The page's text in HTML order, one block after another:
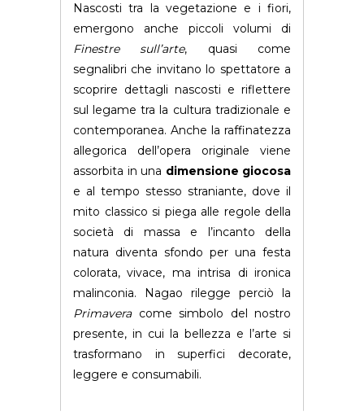
Nascosti tra la vegetazione e i fiori,
emergono anche piccoli volumi di
Finestre sull’arte, quasi come
segnalibri che invitano lo spettatore a
scoprire dettagli nascosti e riflettere
sul legame tra la cultura tradizionale e
contemporanea. Anche la raffinatezza
allegorica dell’opera originale viene
assorbita in una dimensione giocosa
e al tempo stesso straniante, dove il
mito classico si piega alle regole della
società di massa e l’incanto della
natura diventa sfondo per una festa
colorata, vivace, ma intrisa di ironica
malinconia. Nagao rilegge perciò la
Primaveracome simbolo del nostro
presente, in cui la bellezza e l’arte si
trasformano in superfici decorate,
leggere e consumabili.